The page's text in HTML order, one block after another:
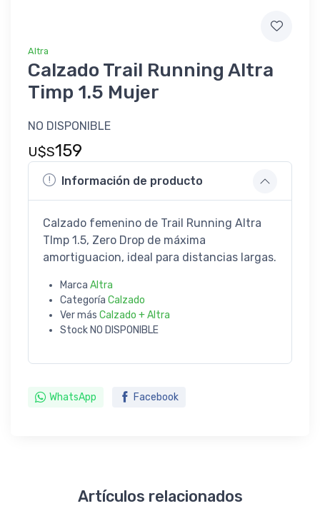
Altra
Calzado Trail Running Altra
Timp 1.5 Mujer
NO DISPONIBLE
U$S159
Información de producto
Calzado femenino de Trail Running Altra
TImp 1.5, Zero Drop de máxima
amortiguacion, ideal para distancias largas.
Marca Altra
Categoría Calzado
Ver más Calzado + Altra
Stock NO DISPONIBLE
WhatsApp Facebook
Artículos relacionados